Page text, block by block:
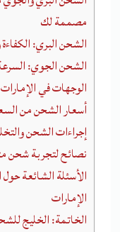
مصممة لك
الشحن البري: الكفاءة
الشحن الجوي:
الوجهات في
أسعار الشحن من
إجراءات الشحن
نصائح لتجربة شحن
الأسئلة الشائعة
الإمارات
الخاتمة: الخليج